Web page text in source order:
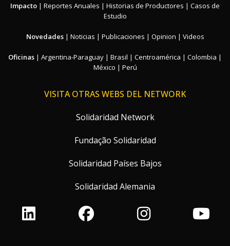
Impacto | Reportes Anuales | Historias de Productores | Casos de
Estudio
Novedades| Noticias | Publicaciones | Opinion | Videos
Oficinas | Argentina-Paraguay | Brasil | Centroamérica | Colombia |
México | Perú
VISITA OTRAS WEBS DEL NETWORK
Solidaridad Network
Fundação Solidaridad
Solidaridad Países Bajos
Solidaridad Alemania